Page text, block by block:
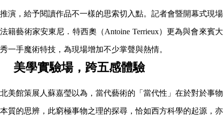
推演，給予閱讀作品不一樣的思索切入點。記者會暨開幕式現場
法籍藝術家安東尼．特西奧（Antoine Terrieux）更為與會來賓大
秀一手魔術特技，為現場增加不少掌聲與熱情。
美學實驗場，跨五感體驗
北美館策展人蘇嘉瑩以為，當代藝術的「當代性」在於對於事物
本質的思辨，此窮極事物之理的探尋，恰如西方科學的起源，亦